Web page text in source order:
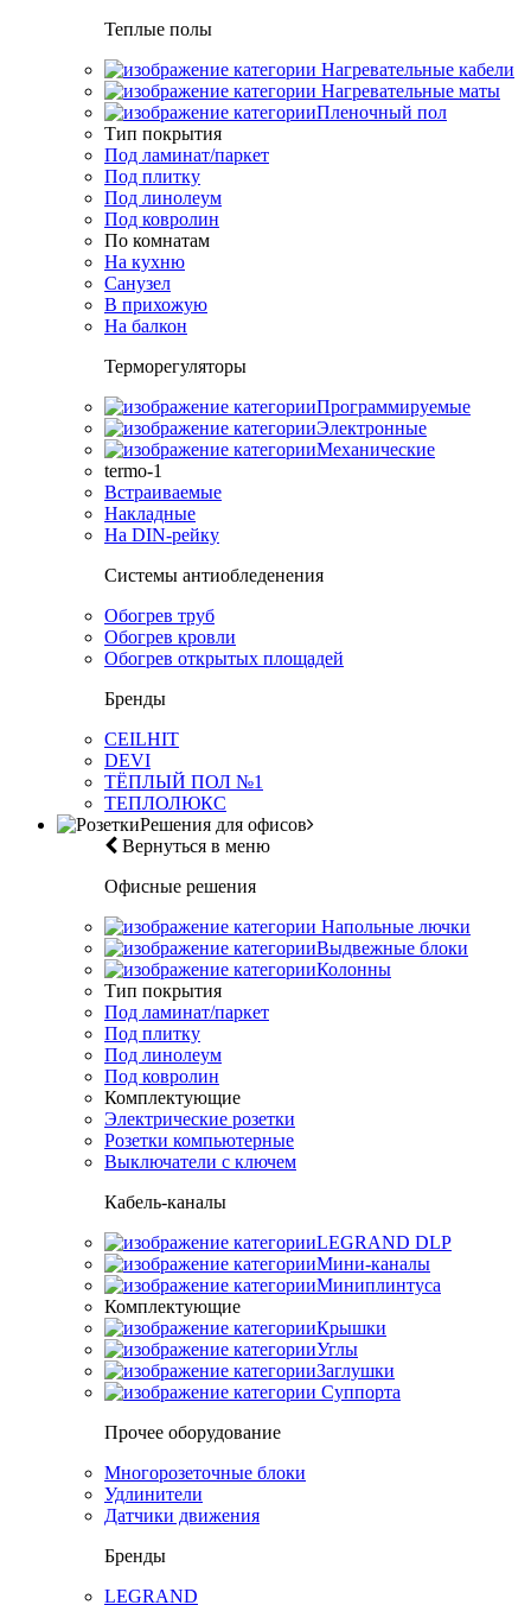
Теплые полы
Нагревательные кабели
Нагревательные маты
Пленочный пол
Тип покрытия
Под ламинат/паркет
Под плитку
Под линолеум
Под ковролин
По комнатам
На кухню
Санузел
В прихожую
На балкон
Терморегуляторы
Программируемые
Электронные
Механические
termo-1
Встраиваемые
Накладные
На DIN-рейку
Системы антиобледенения
Обогрев труб
Обогрев кровли
Обогрев открытых площадей
Бренды
CEILHIT
DEVI
ТЁПЛЫЙ ПОЛ №1
ТЕПЛОЛЮКС
Решения для офисов
Вернуться в меню
Офисные решения
Напольные лючки
Выдвежные блоки
Колонны
Тип покрытия
Под ламинат/паркет
Под плитку
Под линолеум
Под ковролин
Комплектующие
Электрические розетки
Розетки компьютерные
Выключатели с ключем
Кабель-каналы
LEGRAND DLP
Мини-каналы
Миниплинтуса
Комплектующие
Крышки
Углы
Заглушки
Суппорта
Прочее оборудование
Многорозеточные блоки
Удлинители
Датчики движения
Бренды
LEGRAND